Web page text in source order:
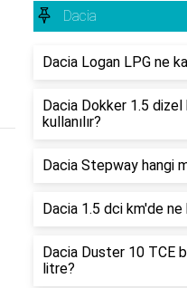
Dacia
Dacia Logan LPG ne
Dacia Dokker 1.5 dizel
kullanılır?
Dacia Stepway hangi
Dacia 1.5 dci km'de ne
Dacia Duster 10 TCE
litre?